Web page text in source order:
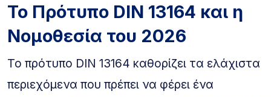
Το Πρότυπο DIN 13164 και η
Νομοθεσία του 2026
Το πρότυπο DIN 13164 καθορίζει τα ελάχιστα
περιεχόμενα που πρέπει να φέρει ένα